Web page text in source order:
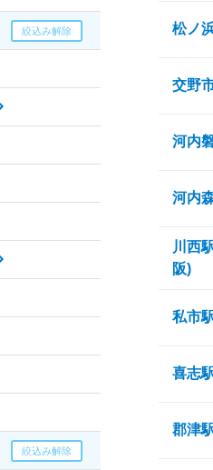
松ノ
交野
河内
河内
川西
阪)
私市
喜志
郡津